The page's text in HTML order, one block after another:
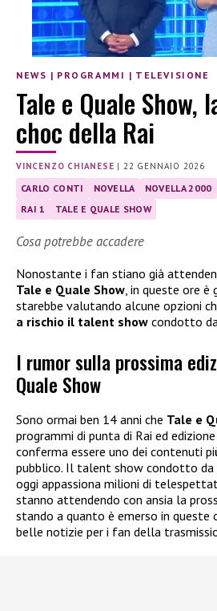
NEWS | PROGRAMMI | TELEVISIONE
Tale e Quale Show,
choc della Rai
VINCENZO CHIANESE |22 GENNAIO 2026
CARLO CONTI NOVELLA NOVELLA 2000
RAI 1
TALE E QUALE SHOW
Cosa potrebbe accadere
Nonostante i fan stiano già
Tale e Quale Show , in queste ore
starebbe valutando alcune opzioni
a rischio il talent show condotto da
I rumor sulla prossima
Quale Show
Sono ormai ben 14 anni che Tale e
programmi di punta di Rai ed
conferma essere uno dei contenuti
pubblico. Il talent show condotto da
oggi appassiona milioni di
stanno attendendo con ansia la
stando a quanto è emerso in queste
belle notizie per i fan della